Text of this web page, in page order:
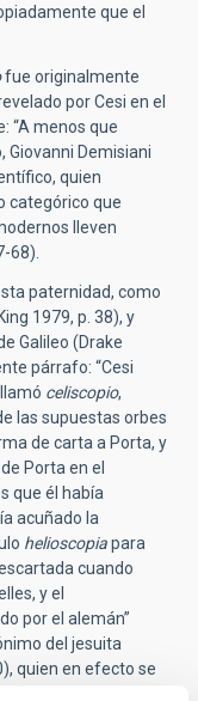
que el
fue originalmente
por Cesi en el
“A menos que
Giovanni Demisiani
quien
categórico que
lleven
68).
paternidad, como
1979, p. 38), y
Galileo (Drake
párrafo: “Cesi
celiscopio,
las supuestas orbes
de carta a Porta, y
Porta en el
que él había
acuñado la
helioscopiapara
cuando
y el
por el alemán”
del jesuita
quien en efecto se